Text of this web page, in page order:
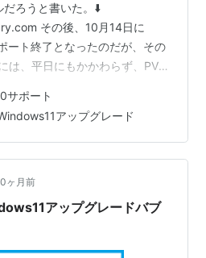
ろうと書いた。⬇️
その後、10月14日に
ート終了となったのだが、その
は、平日にもかかわらず、PVは
（それでも、1,000PV/日 は超
Windows10ユーザーは期限が過
な？この週末でどうなるか、
っているところ 😆 ちなみにう
サポート
アップグレード
ヶ月前
アップグレードバブ